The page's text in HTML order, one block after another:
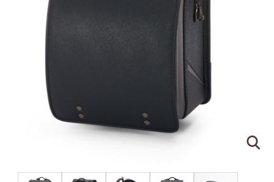
刻印する文字について
ネームプレートはご注文の際に刻印する文字をア
ルファベットでご指定ください。（スペースやドッ
トを含めて
16文字
書体は下記の明朝体と筆記体の2種類からお選び
明朝体 筆記体